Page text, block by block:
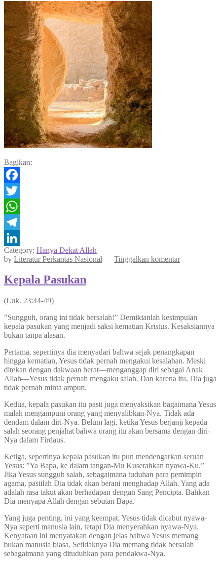
Bagikan:
Facebook
Twitter
WhatsApp
Telegram
LinkedIn
Category: Hanya Dekat Allah
by Literatur Perkantas Nasional — Tinggalkan komentar
Kepala Pasukan
(Luk. 23:44-49)
”Sungguh, orang ini tidak bersalah!” Demikianlah kesimpulan
kepala pasukan yang menjadi saksi kematian Kristus. Kesaksiannya
bukan tanpa alasan.
Pertama, sepertinya dia menyadari bahwa sejak penangkapan
hingga kematian, Yesus tidak pernah mengakui kesalahan. Meski
ditekan dengan dakwaan berat—menganggap diri sebagai Anak
Allah—Yesus tidak pernah mengaku salah. Dan karena itu, Dia juga
tidak pernah minta ampun.
Kedua, kepala pasukan itu pasti juga menyaksikan bagaimana Yesus
malah mengampuni orang yang menyalibkan-Nya. Tidak ada
dendam dalam diri-Nya. Belum lagi, ketika Yesus berjanji kepada
salah seorang penjahat bahwa orang itu akan bersama dengan diri-
Nya dalam Firdaus.
Ketiga, sepertinya kepala pasukan itu pun mendengarkan seruan
Yesus: ”Ya Bapa, ke dalam tangan-Mu Kuserahkan nyawa-Ku.”
Jika Yesus sungguh salah, sebagaimana tuduhan para pemimpin
agama, pastilah Dia tidak akan berani menghadap Allah. Yang ada
adalah rasa takut akan berhadapan dengan Sang Pencipta. Bahkan
Dia menyapa Allah dengan sebutan Bapa.
Yang juga penting, ini yang keempat, Yesus tidak dicabut nyawa-
Nya seperti manusia lain, tetapi Dia menyerahkan nyawa-Nya.
Kenyataan ini menyatakan dengan jelas bahwa Yesus memang
bukan manusia biasa. Setidaknya Dia memang tidak bersalah
sebagaimana yang dituduhkan para pendakwa-Nya.